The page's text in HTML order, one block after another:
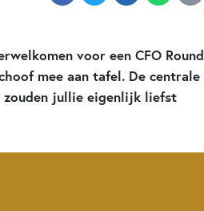
voor een CFO Round
mee aan tafel. De centrale
zouden jullie eigenlijk liefst